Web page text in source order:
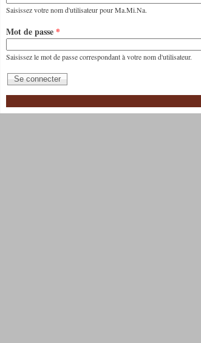
Saisissez votre nom d'utilisateur pour Ma.Mi.Na.
Mot de passe *
Saisissez le mot de passe correspondant à votre nom d'utilisateur.